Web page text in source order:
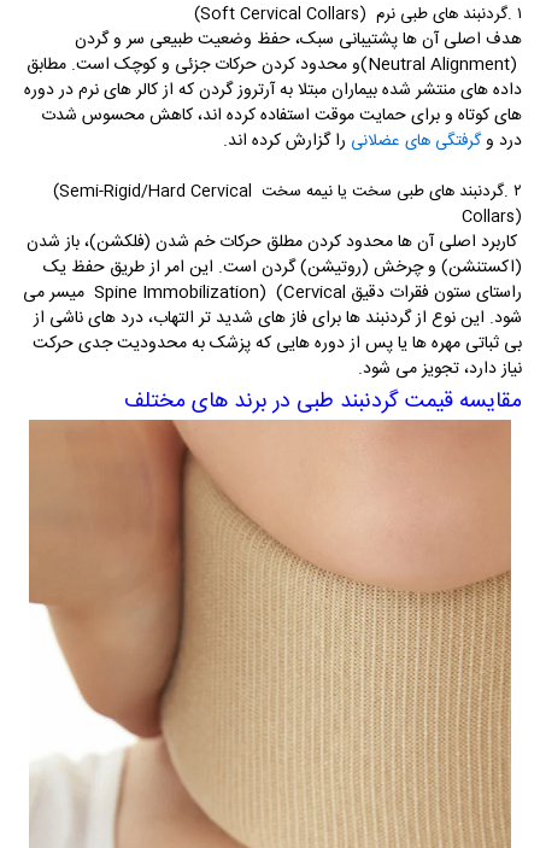
۱ .گردنبند های طبی نرم (Soft Cervical Collars)
هدف اصلی آن ها پشتیبانی سبک، حفظ وضعیت طبیعی سر و گردن
(Neutral Alignment)و محدود کردن حرکات جزئی و کوچک است. مطابق
داده های منتشر شده بیماران مبتلا به آرتروز گردن که از کالر های نرم در دوره
های کوتاه و برای حمایت موقت استفاده کرده اند، کاهش محسوس شدت
درد وگرفتگی های عضلانی را گزارش کرده اند.
۲ .گردنبند های طبی سخت یا نیمه سخت (Semi-Rigid/Hard Cervical
Collars)
کاربرد اصلی آن ها محدود کردن مطلق حرکات خم شدن (فلکشن)، باز شدن
(اکستنشن) و چرخش (روتیشن) گردن است. این امر از طریق حفظ یک
راستای ستون فقرات دقیق (Cervical
Spine Immobilization) میسر می
شود. این نوع از گردنبند ها برای فاز های شدید تر التهاب، درد های ناشی از
بی ثباتی مهره ها یا پس از دوره هایی که پزشک به محدودیت جدی حرکت
نیاز دارد، تجویز می شود.
مقایسه قیمت گردنبند طبی در برند های مختلف